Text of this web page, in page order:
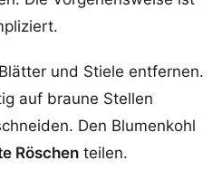
und Stiele entfernen.
auf braune Stellen
Den Blumenkohl
Röschen teilen.